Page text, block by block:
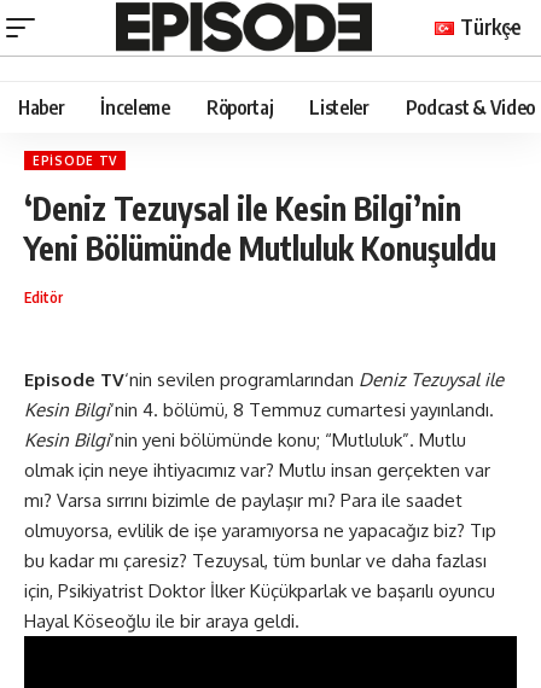
Türkçe
Haber İnceleme Röportaj Listeler Podcast & Video
EPISODE TV
‘Deniz Tezuysal ile Kesin Bilgi’nin
Yeni Bölümünde Mutluluk Konuşuldu
Editör
Episode TV‘nin sevilen programlarından Deniz Tezuysal ile
Kesin Bilgi‘nin 4. bölümü, 8 Temmuz cumartesi yayınlandı.
Kesin Bilgi‘nin yeni bölümünde konu; “Mutluluk”. Mutlu
olmak için neye ihtiyacımız var? Mutlu insan gerçekten var
mı? Varsa sırrını bizimle de paylaşır mı? Para ile saadet
olmuyorsa, evlilik de işe yaramıyorsa ne yapacağız biz? Tıp
bu kadar mı çaresiz? Tezuysal, tüm bunlar ve daha fazlası
için, Psikiyatrist Doktor İlker Küçükparlak ve başarılı oyuncu
Hayal Köseoğlu ile bir araya geldi.